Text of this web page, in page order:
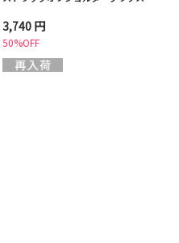
3,740 円
50%OFF